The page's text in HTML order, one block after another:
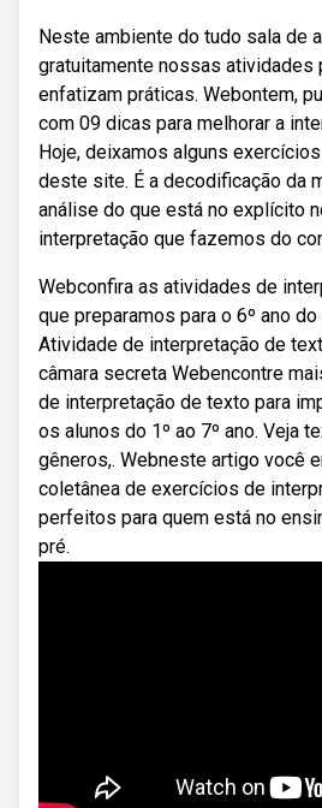
Neste ambiente do tudo sala de
gratuitamente nossas atividades
enfatizam práticas. Webontem,
com 09 dicas para melhorar a
Hoje, deixamos alguns
deste site. É a decodificação da
análise do que está no explícito
interpretação que fazemos do
Webconfira as atividades de
que preparamos para o 6º ano
Atividade de interpretação de
câmara secreta Webencontre
de interpretação de texto para
os alunos do 1º ao 7º ano. Veja
gêneros,. Webneste artigo você
coletânea de exercícios de
perfeitos para quem está no
pré.